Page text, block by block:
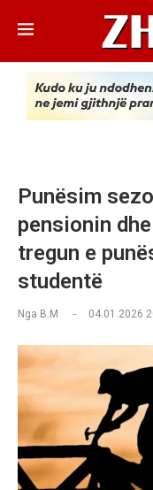
Punësim
pensionin
tregun e
studentë
Nga B.M 04.01.2026